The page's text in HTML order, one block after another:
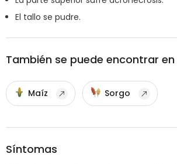
El tallo se pudre.
También se puede encontrar en
Maíz Sorgo
Síntomas